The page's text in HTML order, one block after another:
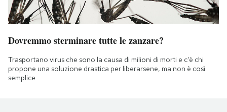
Dovremmo sterminare tutte le zanzare?
Trasportano virus che sono la causa di milioni di morti e c'è chi
propone una soluzione drastica per liberarsene, ma non è così
semplice